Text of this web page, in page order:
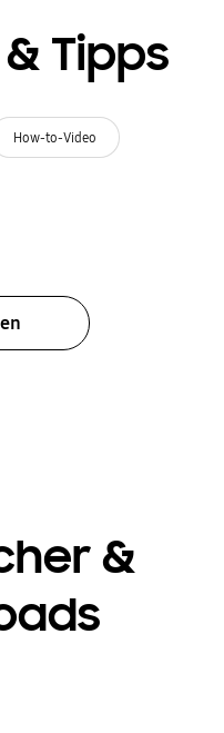
Tipps
How-to-Video
&